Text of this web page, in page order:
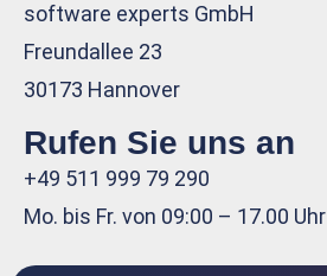
software experts GmbH
Freundallee 23
30173 Hannover
Rufen Sie uns an
+49 511 999 79 290
Mo. bis Fr. von 09:00 – 17.00 Uhr